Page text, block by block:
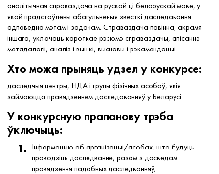
аналітычная справаздача на рускай ці беларускай мове, у
якой прадстаўлены абагульненыя звесткі даследавання
адпаведна мэтам і задачам. Справаздача павінна, акрамя
іншага, уключаць кароткае рэзюмэ справаздачы, апісанне
метадалогіі, аналіз і вынікі, высновы і рэкамендацыі.
Хто можа прыняць удзел у конкурсе:
даследчыя цэнтры, НДА і групы фізічных асобаў, якія
займаюцца правядзеннем даследаванняў у Беларусі.
У конкурсную прапанову трэба
ўключыць:
Інфармацыю аб арганізацыі/асобах, што будуць
праводзіць даследванне, разам з досведам
правядзення падобных даследванняў;